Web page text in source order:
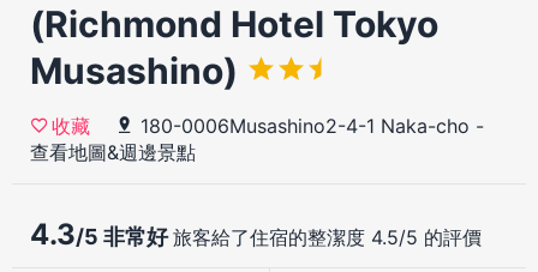
(Richmond Hotel Tokyo
Musashino)
收藏 180-0006Musashino2-4-1 Naka-cho -
查看地圖&週邊景點
4.3/5 非常好旅客給了住宿的整潔度 4.5/5 的評價